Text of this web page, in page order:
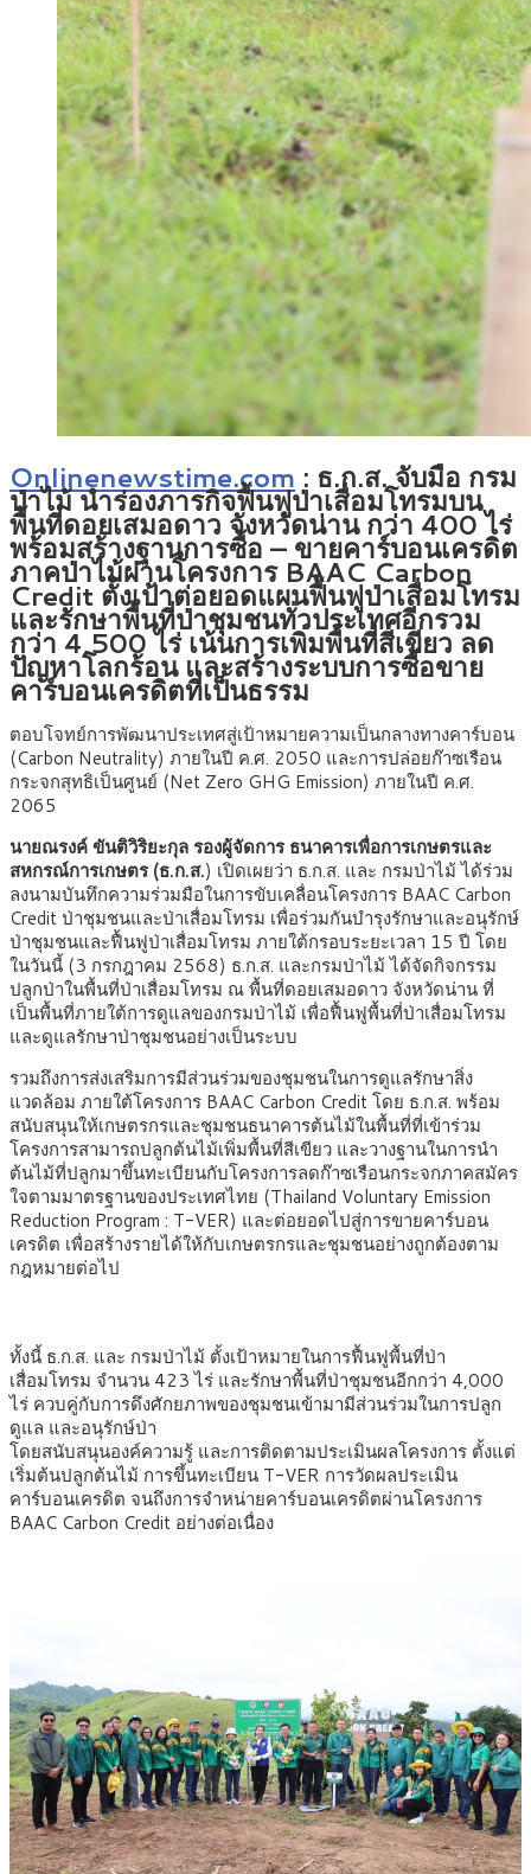
Onlinenewstime.com : ธ.ก.ส. จับมือ กรม
ป่าไม้ นำร่องภารกิจฟื้นฟูป่าเสื่อมโทรมบน
พื้นที่ดอยเสมอดาว จังหวัดน่าน กว่า 400 ไร่
พร้อมสร้างฐานการซื้อ – ขายคาร์บอนเครดิต
ภาคป่าไม้ผ่านโครงการ BAAC Carbon
Credit ตั้งเป้าต่อยอดแผนฟื้นฟูป่าเสื่อมโทรม
และรักษาพื้นที่ป่าชุมชนทั่วประเทศอีกรวม
กว่า 4,500 ไร่ เน้นการเพิ่มพื้นที่สีเขียว ลด
ปัญหาโลกร้อน และสร้างระบบการซื้อขาย
คาร์บอนเครดิตที่เป็นธรรม
ตอบโจทย์การพัฒนาประเทศสู่เป้าหมายความเป็นกลางทางคาร์บอน
(Carbon Neutrality) ภายในปี ค.ศ. 2050 และการปล่อยก๊าซเรือน
กระจกสุทธิเป็นศูนย์ (Net Zero GHG Emission) ภายในปี ค.ศ.
2065
นายณรงค์ ขันติวิริยะกุล รองผู้จัดการ ธนาคารเพื่อการเกษตรและ
สหกรณ์การเกษตร (ธ.ก.ส.) เปิดเผยว่า ธ.ก.ส. และ กรมป่าไม้ ได้ร่วม
ลงนามบันทึกความร่วมมือในการขับเคลื่อนโครงการ BAAC Carbon
Credit ป่าชุมชนและป่าเสื่อมโทรม เพื่อร่วมกันบำรุงรักษาและอนุรักษ์
ป่าชุมชนและฟื้นฟูป่าเสื่อมโทรม ภายใต้กรอบระยะเวลา 15 ปี โดย
ในวันนี้ (3 กรกฎาคม 2568) ธ.ก.ส. และกรมป่าไม้ ได้จัดกิจกรรม
ปลูกป่าในพื้นที่ป่าเสื่อมโทรม ณ พื้นที่ดอยเสมอดาว จังหวัดน่าน ที่
เป็นพื้นที่ภายใต้การดูแลของกรมป่าไม้ เพื่อฟื้นฟูพื้นที่ป่าเสื่อมโทรม
และดูแลรักษาป่าชุมชนอย่างเป็นระบบ
รวมถึงการส่งเสริมการมีส่วนร่วมของชุมชนในการดูแลรักษาสิ่ง
แวดล้อม ภายใต้โครงการ BAAC Carbon Credit โดย ธ.ก.ส. พร้อม
สนับสนุนให้เกษตรกรและชุมชนธนาคารต้นไม้ในพื้นที่ที่เข้าร่วม
โครงการสามารถปลูกต้นไม้เพิ่มพื้นที่สีเขียว และวางฐานในการนำ
ต้นไม้ที่ปลูกมาขึ้นทะเบียนกับโครงการลดก๊าซเรือนกระจกภาคสมัคร
ใจตามมาตรฐานของประเทศไทย (Thailand Voluntary Emission
Reduction Program : T-VER) และต่อยอดไปสู่การขายคาร์บอน
เครดิต เพื่อสร้างรายได้ให้กับเกษตรกรและชุมชนอย่างถูกต้องตาม
กฎหมายต่อไป
ทั้งนี้ ธ.ก.ส. และ กรมป่าไม้ ตั้งเป้าหมายในการฟื้นฟูพื้นที่ป่า
เสื่อมโทรม จำนวน 423 ไร่ และรักษาพื้นที่ป่าชุมชนอีกกว่า 4,000
ไร่ ควบคู่กับการดึงศักยภาพของชุมชนเข้ามามีส่วนร่วมในการปลูก
ดูแล และอนุรักษ์ป่า
โดยสนับสนุนองค์ความรู้ และการติดตามประเมินผลโครงการ ตั้งแต่
เริ่มต้นปลูกต้นไม้ การขึ้นทะเบียน T-VER การวัดผลประเมิน
คาร์บอนเครดิต จนถึงการจำหน่ายคาร์บอนเครดิตผ่านโครงการ
BAAC Carbon Credit อย่างต่อเนื่อง